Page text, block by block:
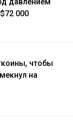
давлением
000
чтобы
на